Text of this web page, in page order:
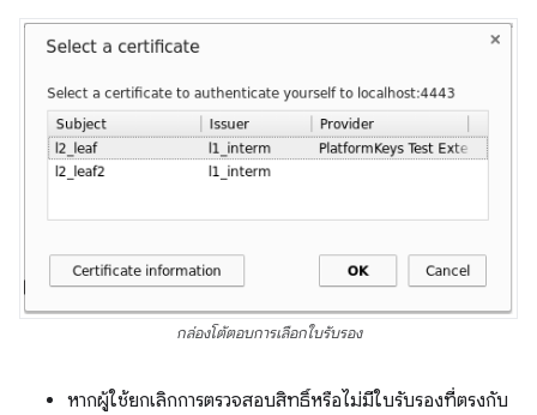
กล่องโต้ตอบการเลือกใบรับรอง
หากผู้ใช้ยกเลิกการตรวจสอบสิทธิ์หรือไม่มีใบรับรองที่ตรงกับ